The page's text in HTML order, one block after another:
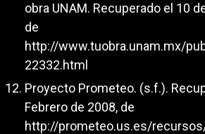
obra UNAM. Recuperado el 10
de
http://www.tuobra.unam.mx/
22332.html
Proyecto Prometeo. (s.f.).
Febrero de 2008, de
http://prometeo.us.es/